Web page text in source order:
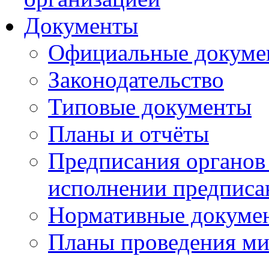
Документы
Официальные
Законодательство
Типовые документы
Планы и отчёты
Предписания
исполнении
Нормативные
Планы проведения